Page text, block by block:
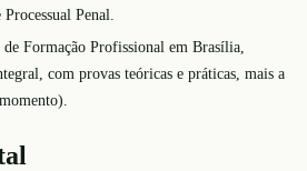
Penal.
de Formação Profissional em Brasília,
com provas teóricas e práticas, mais a